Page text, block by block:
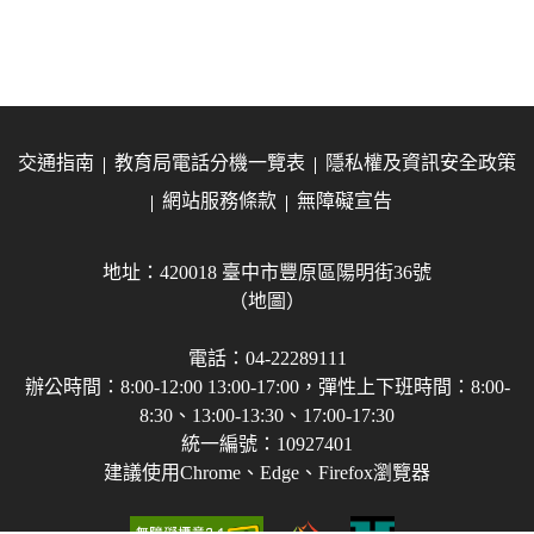
交通指南 教育局電話分機一覽表
隱私權及資訊安全政策
網站服務條款
無障礙宣告
地址：420018 臺中市豐原區陽明街36號
（地圖）
電話：04-22289111
辦公時間：8:00-12:00 13:00-17:00，彈性上下班時間：8:00-
8:30、13:00-13:30、17:00-17:30
統一編號：10927401
建議使用Chrome、Edge、Firefox瀏覽器